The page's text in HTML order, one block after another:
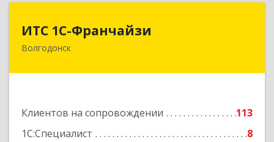
ИТС 1С-Франчайзи
Волгодонск
Клиентов на сопровождении
113
1С:Специалист
8
ИТС 1С-Франчайзи
347380, Ростовская обл, Волгодонск г, Гагарина